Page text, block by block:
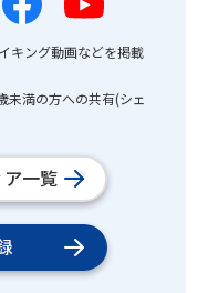
キング動画などを掲載
満の方への共有(シェ
一覧